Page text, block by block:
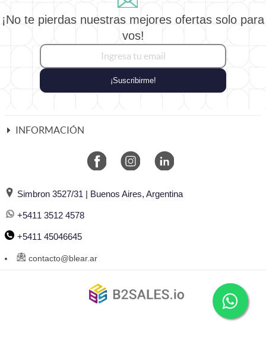
¡No te pierdas nuestras mejores ofertas solo para
vos!
¡Suscribirme!
INFORMACIÓN
Simbron 3527/31 | Buenos Aires, Argentina
+5411 3512 4578
+5411 45046645
contacto@blear.ar